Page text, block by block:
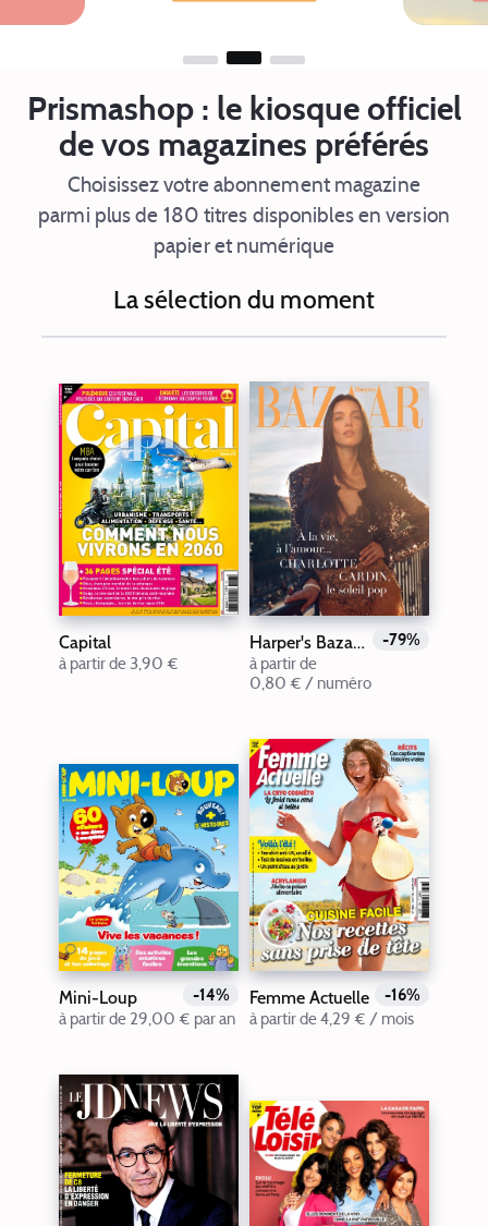
Prismashop : le kiosque officiel
de vos magazines préférés
Choisissez votre abonnement magazine
parmi plus de 180 titres disponibles en version
papier et numérique
La sélection du moment
Capital
à partir de 3,90 €
Harper's Bazaar France
à partir de
0,80 € / numéro
-79%
Mini-Loup
à partir de 29,00 € par an
-14% Femme Actuelle
à partir de 4,29 € / mois
-16%